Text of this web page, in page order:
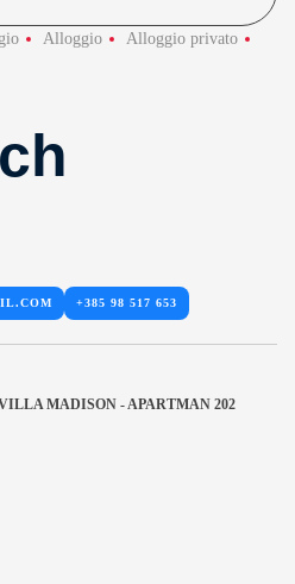
Alloggio
Alloggio privato
+385 98 517 653
MADISON - APARTMAN 202